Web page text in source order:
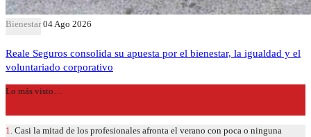
Bienestar 04 Ago 2026
Reale Seguros consolida su apuesta por el bienestar, la igualdad y el
voluntariado corporativo
Lo más visto…
1. Casi la mitad de los profesionales afronta el verano con poca o ninguna